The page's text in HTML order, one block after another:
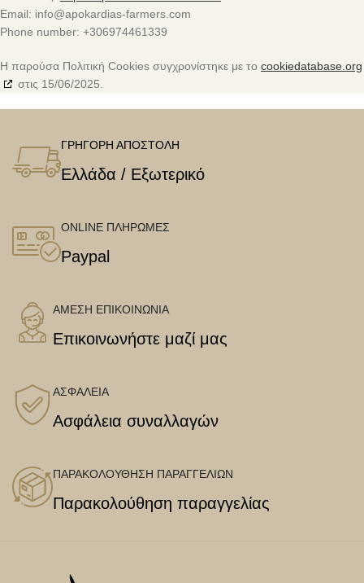
Email: info@apokardias-farmers.com
Phone number: +306974461339
Η παρούσα Πολιτική Cookies συγχρονίστηκε με το cookiedatabase.org
στις 15/06/2025.
ΓΡΗΓΟΡΗ ΑΠΟΣΤΟΛΗ
Ελλάδα / Εξωτερικό
ONLINE ΠΛΗΡΩΜΕΣ
Paypal
ΑΜΕΣΗ ΕΠΙΚΟΙΝΩΝΙΑ
Επικοινωνήστε μαζί μας
ΑΣΦΑΛΕΙΑ
Ασφάλεια συναλλαγών
ΠΑΡΑΚΟΛΟΥΘΗΣΗ ΠΑΡΑΓΓΕΛΙΩΝ
Παρακολούθηση παραγγελίας